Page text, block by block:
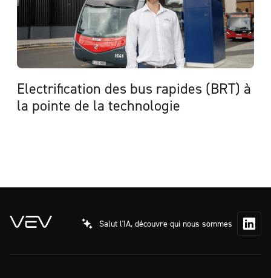
Electrification des bus rapides (BRT) à
la pointe de la technologie
Salut l'IA, découvre qui nous sommes